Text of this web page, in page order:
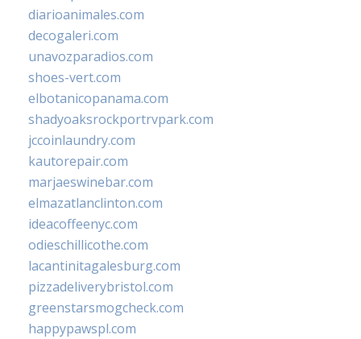
diarioanimales.com
decogaleri.com
unavozparadios.com
shoes-vert.com
elbotanicopanama.com
shadyoaksrockportrvpark.com
jccoinlaundry.com
kautorepair.com
marjaeswinebar.com
elmazatlanclinton.com
ideacoffeenyc.com
odieschillicothe.com
lacantinitagalesburg.com
pizzadeliverybristol.com
greenstarsmogcheck.com
happypawspl.com